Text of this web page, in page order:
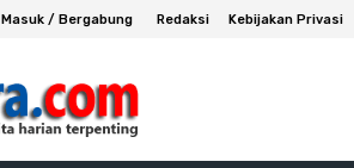
Masuk / Bergabung Redaksi Kebijakan Privasi